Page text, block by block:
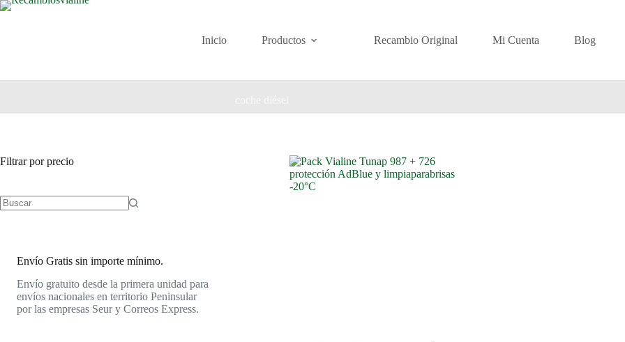
Saltar
Inicio Productos Recambio Original Mi Cuenta Blog
Filtrar por precio
Envío Gratis sin importe mínimo.
Envío gratuito desde la primera unidad para
envíos nacionales en territorio Peninsular
por las empresas Seur y Correos Express.